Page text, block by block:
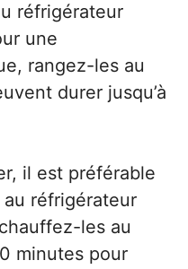
réfrigérateur
une
rangez-les au
durer jusqu’à
il est préférable
réfrigérateur
les au
minutes pour